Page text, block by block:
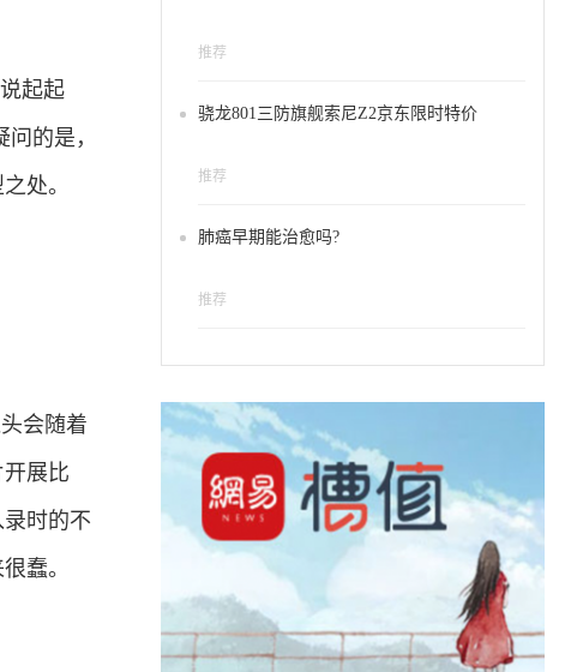
起起
的是，
处。
会随着
展比
时的不
蠢。
推荐
骁龙801三防旗舰索尼Z2京东限时特价
推荐
肺癌早期能治愈吗?
推荐